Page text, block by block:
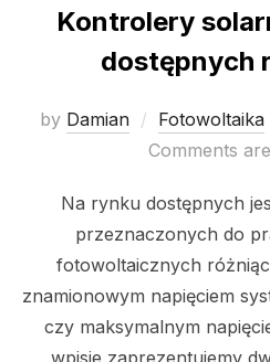
Kontrolery
dostępnych
by Damian Fotowoltaika
Comments
Na rynku dostępnych
przeznaczonych do
fotowoltaicznych
znamionowym napięciem
czy maksymalnym
wpisie zaprezentujemy